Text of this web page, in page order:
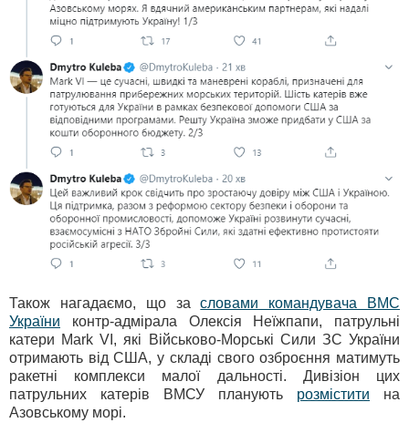
Також нагадаємо, що засловами командувача ВМС
України контр-адмірала Олексія Неїжпапи, патрульні
катери Mark VI, які Військово-Морські Сили ЗС України
отримають від США, у складі свого озброєння матимуть
ракетні комплекси малої дальності. Дивізіон цих
патрульних катерів ВМСУ планують розмістити на
Азовському морі.